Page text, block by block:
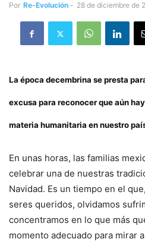
Por Re-Evolución - 28 de diciembre de
La época decembrina se presta
excusa para reconocer que aún
materia humanitaria en nuestro
En unas horas, las familias
celebrar una de nuestras
Navidad. Es un tiempo en el
seres queridos, olvidamos
concentramos en lo que más
momento adecuado para mirar